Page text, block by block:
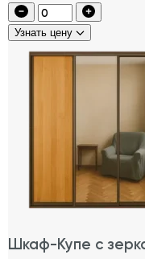
Узнать цену
Шкаф-Купе с